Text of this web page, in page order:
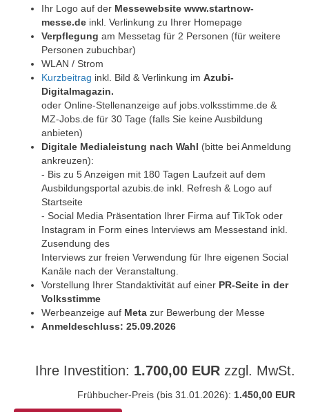
Ihr Logo auf der Messewebsite www.startnow-
messe.de inkl. Verlinkung zu Ihrer Homepage
Verpflegung am Messetag für 2 Personen (für weitere
Personen zubuchbar)
WLAN / Strom
Kurzbeitrag inkl. Bild & Verlinkung im Azubi-
Digitalmagazin.
oder Online-Stellenanzeige auf jobs.volksstimme.de &
MZ-Jobs.de für 30 Tage (falls Sie keine Ausbildung
anbieten)
Digitale Medialeistung nach Wahl (bitte bei Anmeldung
ankreuzen):
- Bis zu 5 Anzeigen mit 180 Tagen Laufzeit auf dem
Ausbildungsportal azubis.de inkl. Refresh & Logo auf
Startseite
- Social Media Präsentation Ihrer Firma auf TikTok oder
Instagram in Form eines Interviews am Messestand inkl.
Zusendung des
Interviews zur freien Verwendung für Ihre eigenen Social
Kanäle nach der Veranstaltung.
Vorstellung Ihrer Standaktivität auf einer PR-Seite in der
Volksstimme
Werbeanzeige auf Meta zur Bewerbung der Messe
Anmeldeschluss: 25.09.2026
Ihre Investition: 1.700,00 EUR zzgl. MwSt.
Frühbucher-Preis (bis 31.01.2026): 1.450,00 EUR